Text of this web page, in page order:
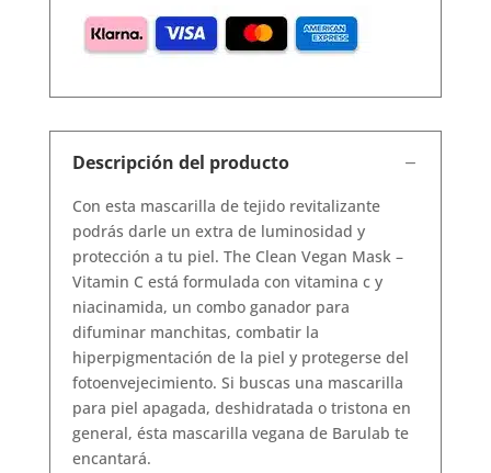
Descripción del producto
Con esta mascarilla de tejido revitalizante
podrás darle un extra de luminosidad y
protección a tu piel. The Clean Vegan Mask –
Vitamin C está formulada con vitamina c y
niacinamida, un combo ganador para
difuminar manchitas, combatir la
hiperpigmentación de la piel y protegerse del
fotoenvejecimiento. Si buscas una mascarilla
para piel apagada, deshidratada o tristona en
general, ésta mascarilla vegana de Barulab te
encantará.